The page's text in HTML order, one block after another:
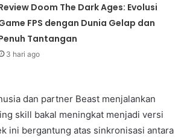
Doom The Dark Ages: Evolusi
FPS dengan Dunia Gelap dan
Tantangan
3 hari ago
dan partner Beast menjalankan
skill bakal meningkat menjadi versi
ini bergantung atas sinkronisasi antara